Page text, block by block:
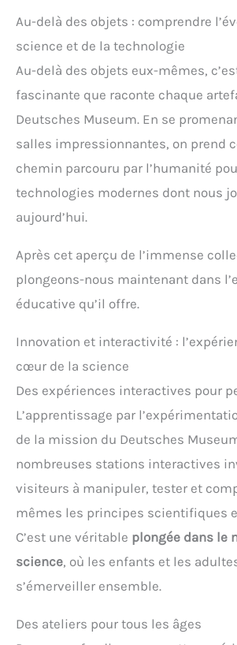
Au-delà des objets : comprendre
science et de la technologie
Au-delà des objets eux-mêmes,
fascinante que raconte chaque
Deutsches Museum. En se
salles impressionnantes, on prend
chemin parcouru par l’humanité
technologies modernes dont nous
aujourd’hui.
Après cet aperçu de l’immense
plongeons-nous maintenant dans
éducative qu’il offre.
Innovation et interactivité :
cœur de la science
Des expériences interactives pour
L’apprentissage par
de la mission du Deutsches
nombreuses stations interactives
visiteurs à manipuler, tester et
mêmes les principes scientifiques
C’est une véritable plongée dans le
science, où les enfants et les
s’émerveiller ensemble.
Des ateliers pour tous les âges